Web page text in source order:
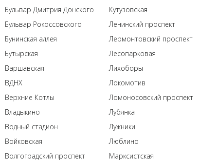
Бульвар Дмитрия Донского
Бульвар Рокоссовского
Бунинская аллея
Бутырская
Варшавская
ВДНХ
Верхние Котлы
Владыкино
Водный стадион
Войковская
Волгоградский проспект
Кутузовская
Ленинский проспект
Лермонтовский проспект
Лесопарковая
Лихоборы
Локомотив
Ломоносовский проспект
Лубянка
Лужники
Люблино
Марксистская